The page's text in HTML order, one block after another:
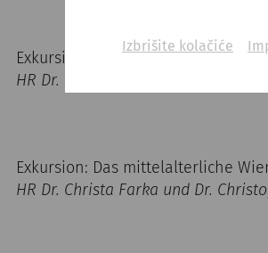
Izbrišite kolačiće
Exkursion: Eggenburg
HR Dr. Christa Farka
Exkursion: Das mittelalterliche
HR Dr. Christa Farka und Dr.